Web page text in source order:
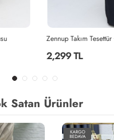
Zennup Takım
2,299 TL
Satan Ürünler
BEDAVA